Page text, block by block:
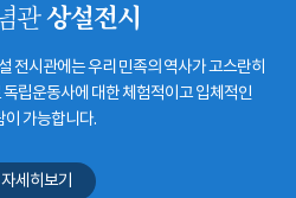
관상설전시
전시관에는 우리 민족의 역사가 고스란히
립운동사에 대한 체험적이고 입체적인
이 가능합니다.
자세히보기